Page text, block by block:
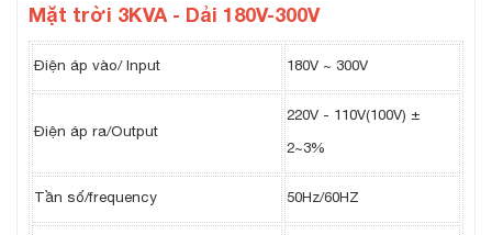
Mặt trời 3KVA - Dải 180V-300V
Điện áp vào/ Input 180V ~ 300V
Điện áp ra/Output
220V - 110V(100V) ±
2~3%
Tần số/frequency 50Hz/60HZ